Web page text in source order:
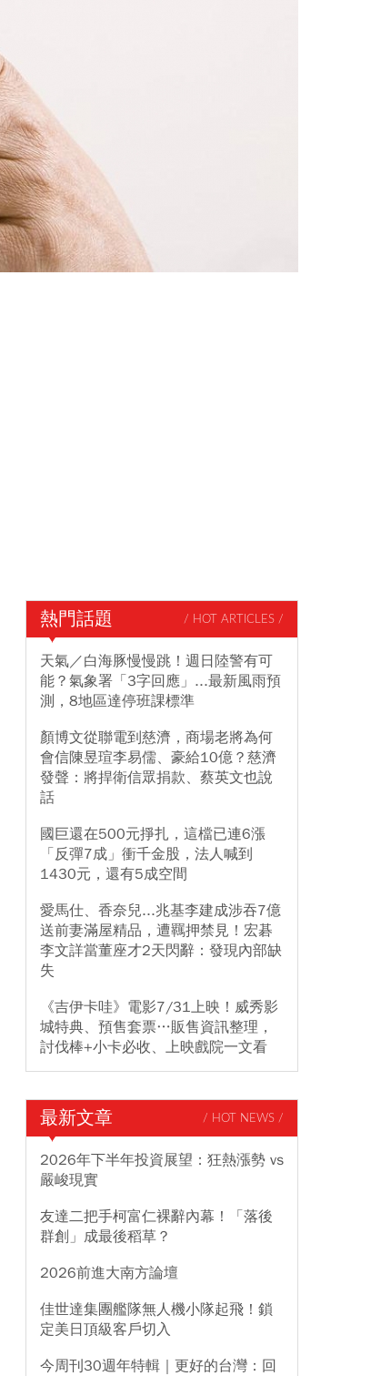
熱門話題 / HOT ARTICLES /
天氣／白海豚慢慢跳！週日陸警有可
能？氣象署「3字回應」...最新風雨預
測，8地區達停班課標準
顏博文從聯電到慈濟，商場老將為何
會信陳昱瑄李易儒、豪給10億？慈濟
發聲：將捍衛信眾捐款、蔡英文也說
話
國巨還在500元掙扎，這檔已連6漲
「反彈7成」衝千金股，法人喊到
1430元，還有5成空間
愛馬仕、香奈兒...兆基李建成涉吞7億
送前妻滿屋精品，遭羈押禁見！宏碁
李文詳當董座才2天閃辭：發現內部缺
失
《吉伊卡哇》電影7/31上映！威秀影
城特典、預售套票…販售資訊整理，
討伐棒+小卡必收、上映戲院一文看
最新文章 / HOT NEWS /
2026年下半年投資展望：狂熱漲勢 vs
嚴峻現實
友達二把手柯富仁裸辭內幕！「落後
群創」成最後稻草？
2026前進大南方論壇
佳世達集團艦隊無人機小隊起飛！鎖
定美日頂級客戶切入
今周刊30週年特輯｜更好的台灣：回